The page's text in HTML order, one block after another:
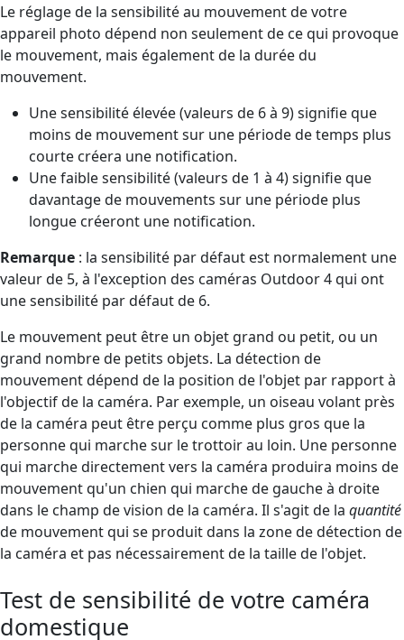
Le réglage de la sensibilité au mouvement de votre
appareil photo dépend non seulement de ce qui provoque
le mouvement, mais également de la durée du
mouvement.
Une sensibilité élevée (valeurs de 6 à 9) signifie que
moins de mouvement sur une période de temps plus
courte créera une notification.
Une faible sensibilité (valeurs de 1 à 4) signifie que
davantage de mouvements sur une période plus
longue créeront une notification.
Remarque : la sensibilité par défaut est normalement une
valeur de 5, à l'exception des caméras Outdoor 4 qui ont
une sensibilité par défaut de 6.
Le mouvement peut être un objet grand ou petit, ou un
grand nombre de petits objets. La détection de
mouvement dépend de la position de l'objet par rapport à
l'objectif de la caméra. Par exemple, un oiseau volant près
de la caméra peut être perçu comme plus gros que la
personne qui marche sur le trottoir au loin. Une personne
qui marche directement vers la caméra produira moins de
mouvement qu'un chien qui marche de gauche à droite
dans le champ de vision de la caméra. Il s'agit de la quantité
de mouvement qui se produit dans la zone de détection de
la caméra et pas nécessairement de la taille de l'objet.
Test de sensibilité de votre caméra
domestique